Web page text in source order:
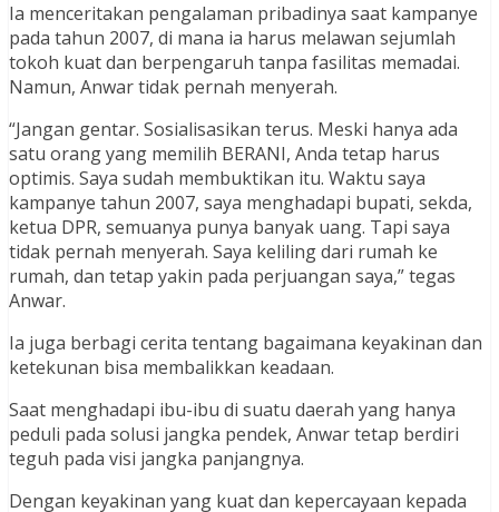
Ia menceritakan pengalaman pribadinya saat kampanye
pada tahun 2007, di mana ia harus melawan sejumlah
tokoh kuat dan berpengaruh tanpa fasilitas memadai.
Namun, Anwar tidak pernah menyerah.
“Jangan gentar. Sosialisasikan terus. Meski hanya ada
satu orang yang memilih BERANI, Anda tetap harus
optimis. Saya sudah membuktikan itu. Waktu saya
kampanye tahun 2007, saya menghadapi bupati, sekda,
ketua DPR, semuanya punya banyak uang. Tapi saya
tidak pernah menyerah. Saya keliling dari rumah ke
rumah, dan tetap yakin pada perjuangan saya,” tegas
Anwar.
Ia juga berbagi cerita tentang bagaimana keyakinan dan
ketekunan bisa membalikkan keadaan.
Saat menghadapi ibu-ibu di suatu daerah yang hanya
peduli pada solusi jangka pendek, Anwar tetap berdiri
teguh pada visi jangka panjangnya.
Dengan keyakinan yang kuat dan kepercayaan kepada